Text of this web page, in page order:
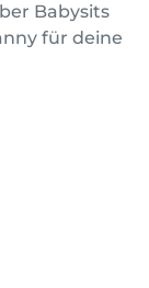
Babysits
für deine